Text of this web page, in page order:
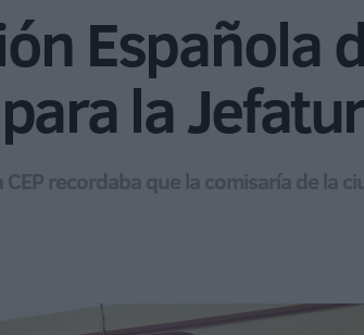
Española
la
recordaba que la comisaría de la